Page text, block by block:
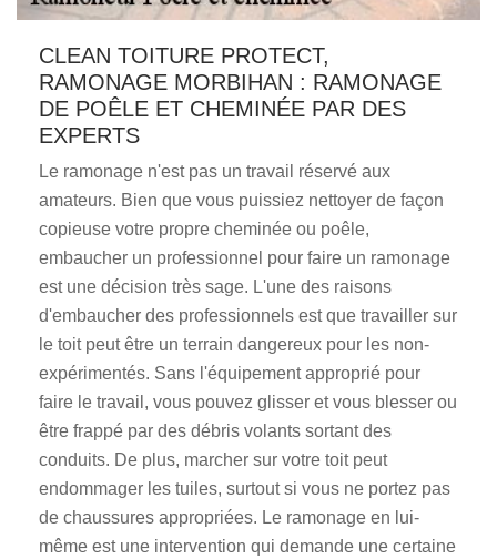
CLEAN TOITURE PROTECT,
RAMONAGE MORBIHAN : RAMONAGE
DE POÊLE ET CHEMINÉE PAR DES
EXPERTS
Le ramonage n'est pas un travail réservé aux
amateurs. Bien que vous puissiez nettoyer de façon
copieuse votre propre cheminée ou poêle,
embaucher un professionnel pour faire un ramonage
est une décision très sage. L'une des raisons
d'embaucher des professionnels est que travailler sur
le toit peut être un terrain dangereux pour les non-
expérimentés. Sans l'équipement approprié pour
faire le travail, vous pouvez glisser et vous blesser ou
être frappé par des débris volants sortant des
conduits. De plus, marcher sur votre toit peut
endommager les tuiles, surtout si vous ne portez pas
de chaussures appropriées. Le ramonage en lui-
même est une intervention qui demande une certaine